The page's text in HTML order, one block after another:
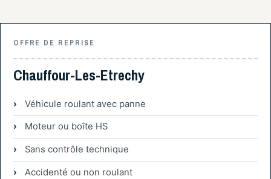
OFFRE DE REPRISE
Chauffour-Les-Etrechy
Véhicule roulant avec panne
Moteur ou boîte HS
Sans contrôle technique
Accidenté ou non roulant